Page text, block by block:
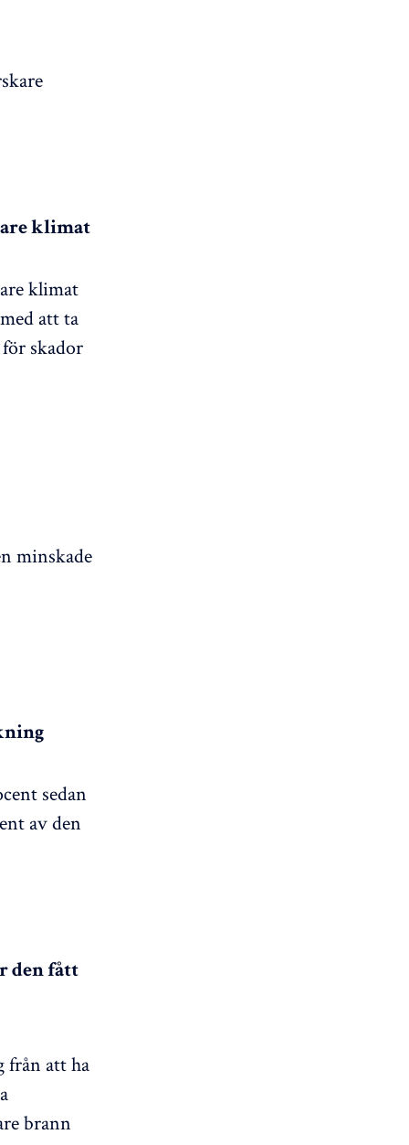
klimat
klimat
att ta
skador
minskade
sedan
av den
den fått
från att ha
brann